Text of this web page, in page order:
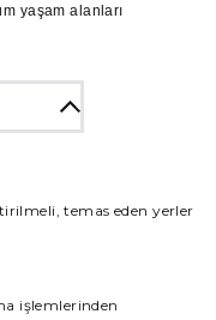
yaşam alanları
temas eden yerler
işlemlerinden